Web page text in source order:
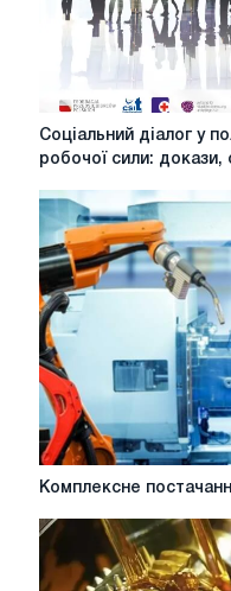
TRANSNATIONAL
PROVISION
SERVICES
Соціальний
діалог
політиці
ЄС
щодо
мобільності
робочої
сили:
докази,
суперечності
та
обмеження
Соціальний діалог у
робочої сили:
Комплексне
промислового
обладнання
Комплексне